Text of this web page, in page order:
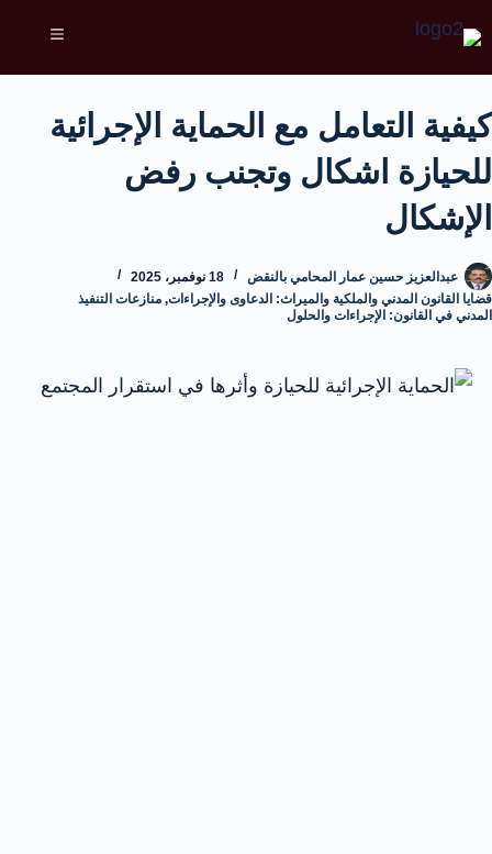
كيفية التعامل مع الحماية الإجرائية
للحيازة اشكال وتجنب رفض
الإشكال
عبدالعزيز حسين عمار المحامي بالنقض
18 نوفمبر، 2025
قضايا القانون المدني والملكية والميراث: الدعاوى والإجراءات, منازعات التنفيذ
المدني في القانون: الإجراءات والحلول